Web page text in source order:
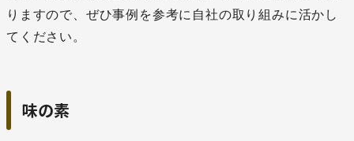
りますので、ぜひ事例を参考に自社の取り組みに活かし
てください。
味の素